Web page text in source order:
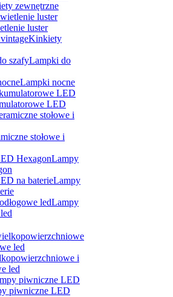
zewnętrzne
luster
Kinkiety
Lampki do
Lampki nocne
LED
stołowe i
Lampy
Lampy
Lampy
i
led
piwniczne LED